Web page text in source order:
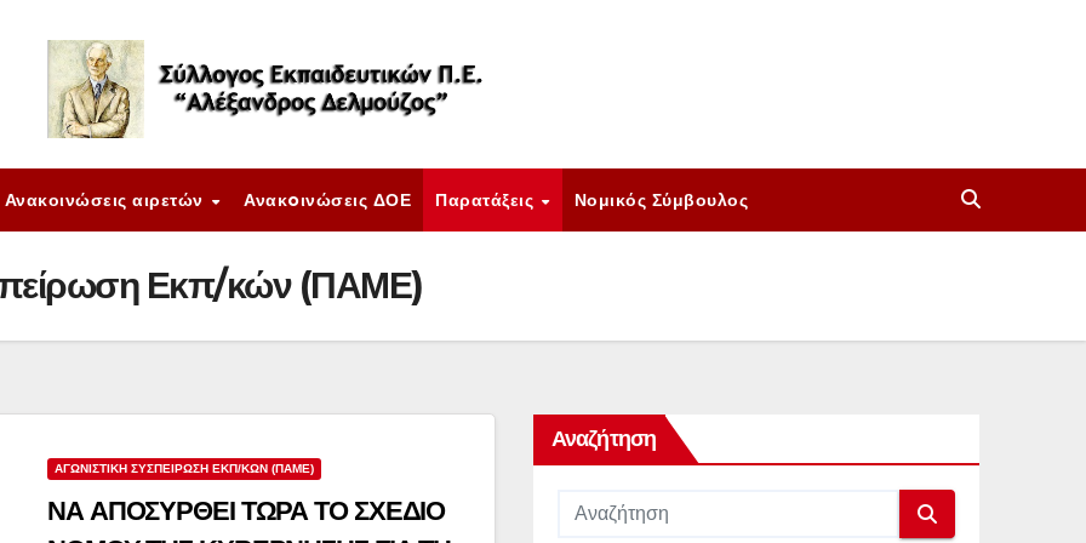
Ανακοινώσεις αιρετών Ανακoινώσεις ΔΟΕ Παρατάξεις Νομικός Σύμβουλος
Εκπ/κών (ΠΑΜΕ)
ΑΓΩΝΙΣΤΙΚΉ ΣΥΣΠΕΊΡΩΣΗ ΕΚΠ/ΚΏΝ (ΠΑΜΕ)
ΝΑ ΑΠΟΣΥΡΘΕΙ ΤΩΡΑ ΤΟ ΣΧΕΔΙΟ
Αναζήτηση